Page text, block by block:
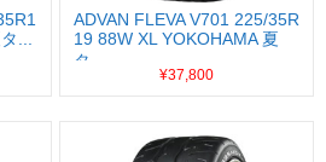
...
ADVAN FLEVA V701 225/35R
19 88W XL YOKOHAMA 夏
タ...
¥37,800